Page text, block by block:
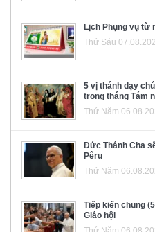
Lịch Phụng vụ từ
Thứ Sáu
5 vị thánh dạy
trong tháng Tám
Thứ Năm
Đức Thánh Cha
Pêru
Thứ Năm
Tiếp kiến chung
Giáo hội